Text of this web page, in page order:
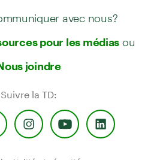
avec nous?
pour les médias ou
joindre
Suivre la TD: